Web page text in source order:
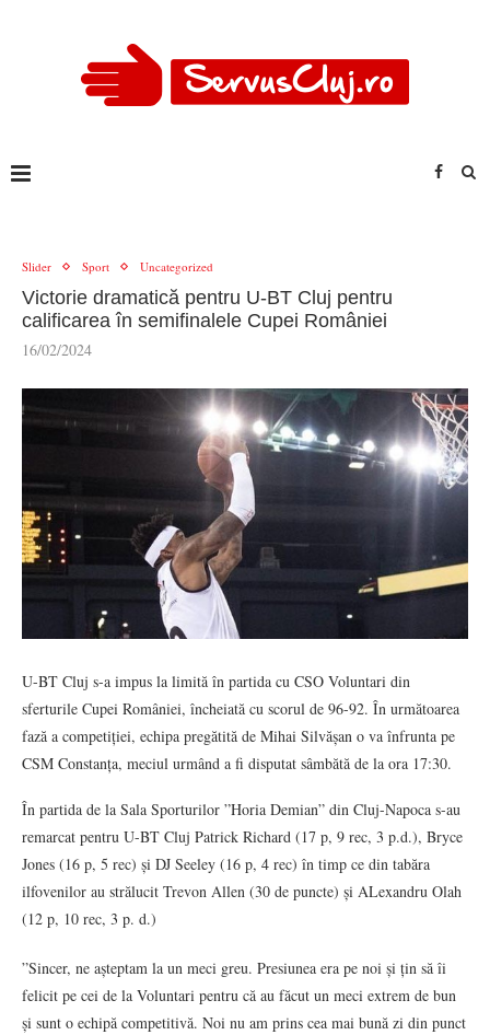
Slider Sport Uncategorized
Victorie dramatică pentru U-BT Cluj pentru
calificarea în semifinalele Cupei României
16/02/2024
U-BT Cluj s-a impus la limită în partida cu CSO Voluntari din
sferturile Cupei României, încheiată cu scorul de 96-92. În următoarea
fază a competiției, echipa pregătită de Mihai Silvășan o va înfrunta pe
CSM Constanța, meciul urmând a fi disputat sâmbătă de la ora 17:30.
În partida de la Sala Sporturilor ”Horia Demian” din Cluj-Napoca s-au
remarcat pentru U-BT Cluj Patrick Richard (17 p, 9 rec, 3 p.d.), Bryce
Jones (16 p, 5 rec) și DJ Seeley (16 p, 4 rec) în timp ce din tabăra
ilfovenilor au strălucit Trevon Allen (30 de puncte) și ALexandru Olah
(12 p, 10 rec, 3 p. d.)
”Sincer, ne așteptam la un meci greu. Presiunea era pe noi și țin să îi
felicit pe cei de la Voluntari pentru că au făcut un meci extrem de bun
și sunt o echipă competitivă. Noi nu am prins cea mai bună zi din punct